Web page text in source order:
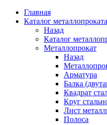
Главная
Каталог металлопроката
Назад
Каталог
Металлопрокат
Назад
Арматура
Балка
Квадрат
Круг
Лист
Полоса